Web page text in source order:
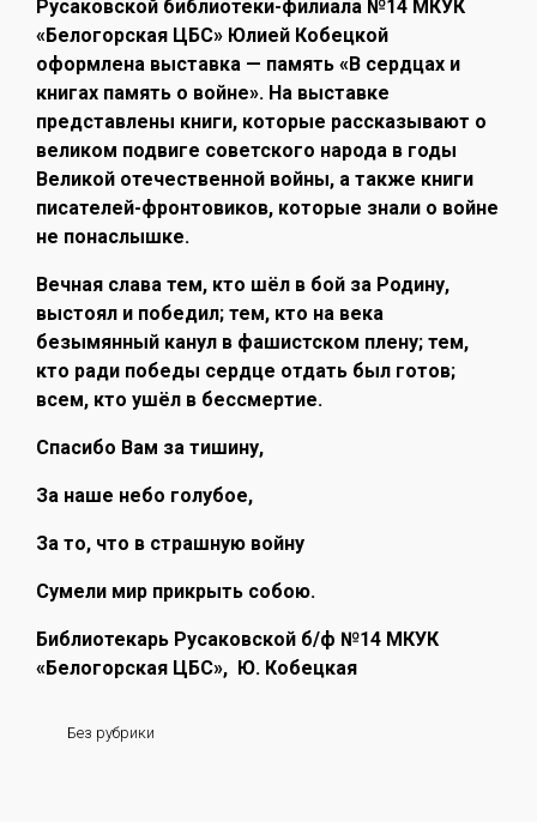
Русаковской библиотеки-филиала №14 МКУК
«Белогорская ЦБС» Юлией Кобецкой
оформлена выставка — память «В сердцах и
книгах память о войне». На выставке
представлены книги, которые рассказывают о
великом подвиге советского народа в годы
Великой отечественной войны, а также книги
писателей-фронтовиков, которые знали о войне
не понаслышке.
Вечная слава тем, кто шёл в бой за Родину,
выстоял и победил; тем, кто на века
безымянный канул в фашистском плену; тем,
кто ради победы сердце отдать был готов;
всем, кто ушёл в бессмертие.
Спасибо Вам за тишину,
За наше небо голубое,
За то, что в страшную войну
Сумели мир прикрыть собою.
Библиотекарь Русаковской б/ф №14 МКУК
«Белогорская ЦБС», Ю. Кобецкая
Без рубрики